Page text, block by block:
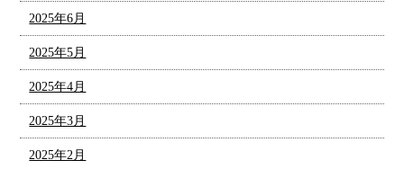
2025年6月
2025年5月
2025年4月
2025年3月
2025年2月